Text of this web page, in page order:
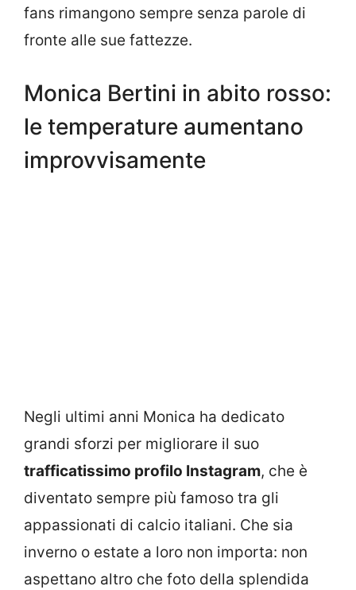
fans rimangono sempre senza parole di
fronte alle sue fattezze.
Monica Bertini in abito rosso:
le temperature aumentano
improvvisamente
Negli ultimi anni Monica ha dedicato
grandi sforzi per migliorare il suo
trafficatissimo profilo Instagram, che è
diventato sempre più famoso tra gli
appassionati di calcio italiani. Che sia
inverno o estate a loro non importa: non
aspettano altro che foto della splendida